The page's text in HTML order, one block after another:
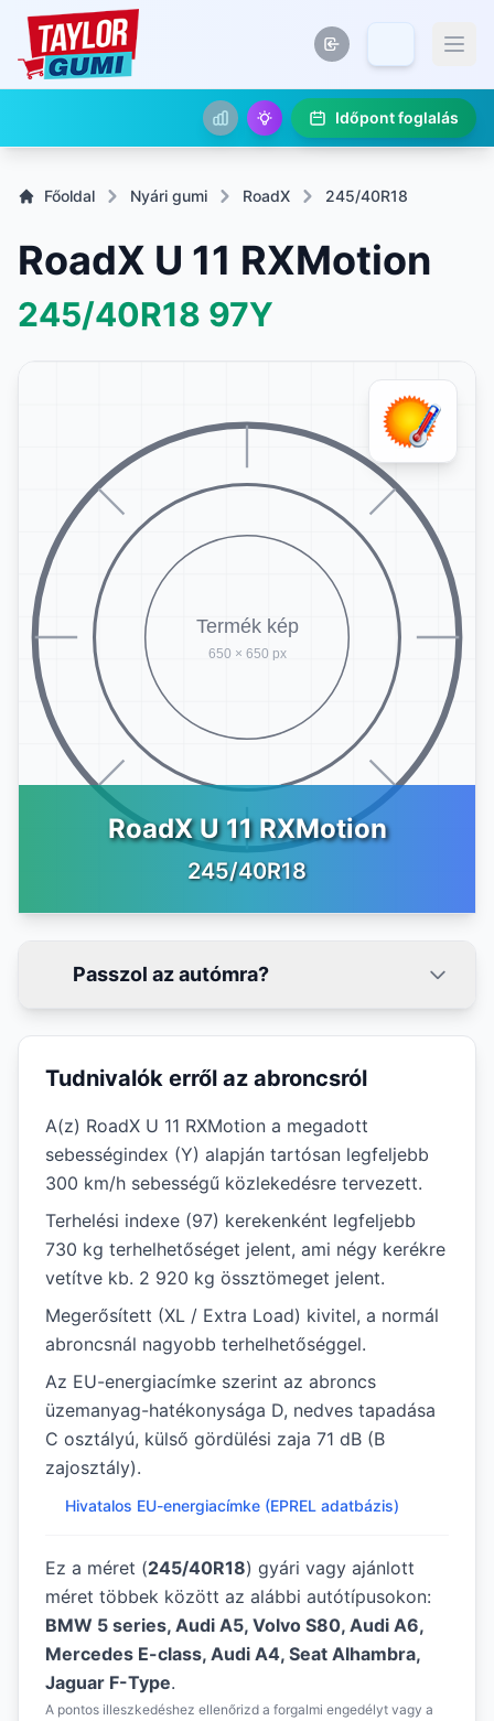
Időpont foglalás
Főoldal Nyári gumi RoadX 245/40R18
RoadX U 11 RXMotion
245/40R18 97Y
RoadX U 11 RXMotion
245/40R18
Passzol az autómra?
Tudnivalók erről az abroncsról
A(z) RoadX U 11 RXMotion a megadott
sebességindex (Y) alapján tartósan legfeljebb
300 km/h sebességű közlekedésre tervezett.
Terhelési indexe (97) kerekenként legfeljebb
730 kg terhelhetőséget jelent, ami négy kerékre
vetítve kb. 2 920 kg össztömeget jelent.
Megerősített (XL / Extra Load) kivitel, a normál
abroncsnál nagyobb terhelhetőséggel.
Az EU-energiacímke szerint az abroncs
üzemanyag-hatékonysága D, nedves tapadása
C osztályú, külső gördülési zaja 71 dB (B
zajosztály).
Hivatalos EU-energiacímke (EPREL adatbázis)
Ez a méret (245/40R18) gyári vagy ajánlott
méret többek között az alábbi autótípusokon:
BMW 5 series, Audi A5, Volvo S80, Audi A6,
Mercedes E-class, Audi A4, Seat Alhambra,
Jaguar F-Type.
A pontos illeszkedéshez ellenőrizd a forgalmi engedélyt vagy a